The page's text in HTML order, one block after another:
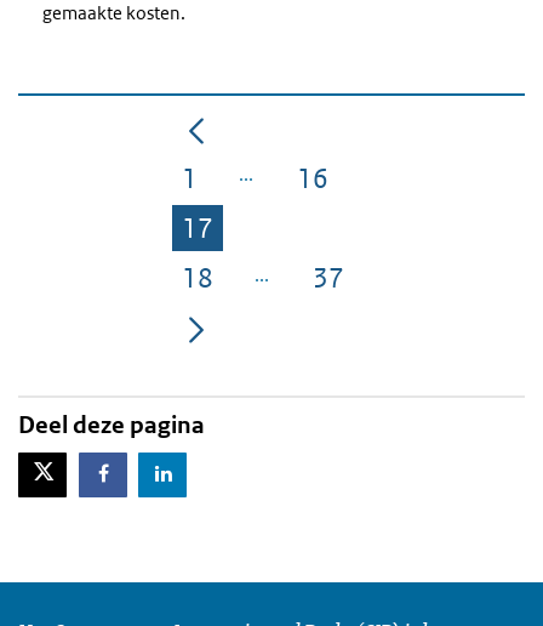
gemaakte kosten.
Pagina
1 Pagina
16
Pagina
17
Pagina
18 Pagina
37
Deel deze pagina
X-TwitterFacebookLinkedIn